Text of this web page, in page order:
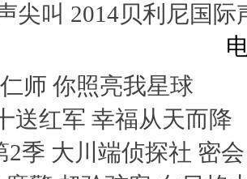
尖叫 2014贝利尼国际
师 你照亮我星球
送红军 幸福从天而降
2季 大川端侦探社 密会